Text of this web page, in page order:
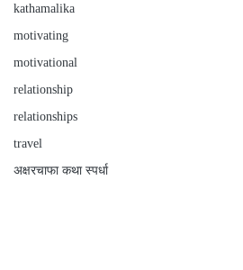
kathamalika
motivating
motivational
relationship
relationships
travel
अक्षरचाफा कथा स्पर्धा